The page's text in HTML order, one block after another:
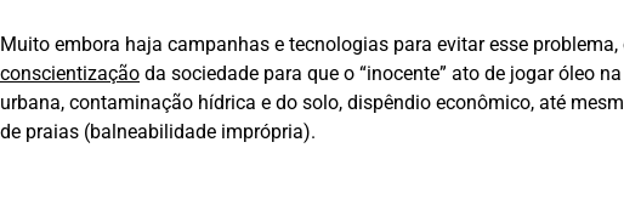
Muito embora haja campanhas e tecnologias para evitar esse
conscientização da sociedade para que o “inocente” ato de jogar óleo
urbana, contaminação hídrica e do solo, dispêndio econômico, até
de praias (balneabilidade imprópria).